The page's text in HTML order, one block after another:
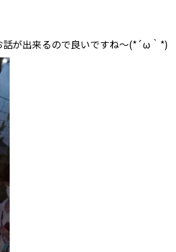
話が出来るので良いですね～(*´ω｀*)